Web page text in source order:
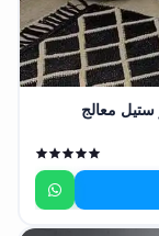
معالج